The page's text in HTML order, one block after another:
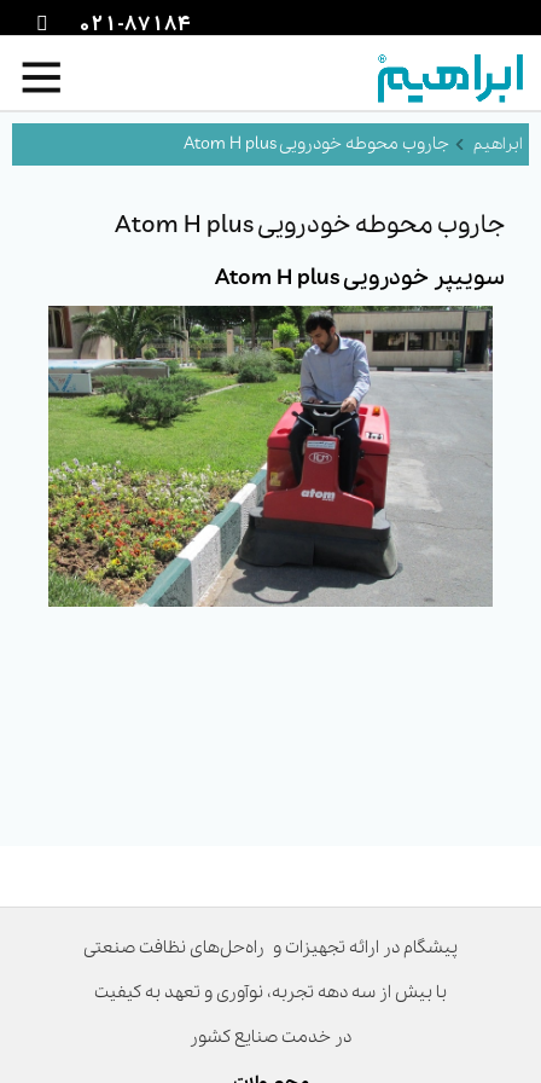
021-87184
جاروب محوطه خودرویی Atom H plus
جاروب محوطه خودرویی Atom H plus
سوییپر خودرویی Atom H plus
پیشگام در ارائه تجهیزات و راه‌حل‌های نظافت صنعتی
با بیش از سه دهه تجربه، نوآوری و تعهد به کیفیت
در خدمت صنایع کشور